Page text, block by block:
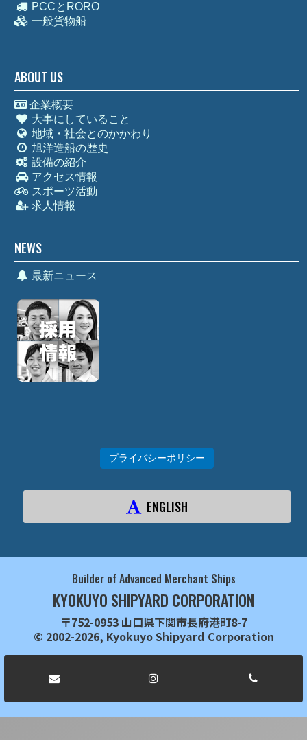
PCCとRORO
一般貨物船
ABOUT US
企業概要
大事にしていること
地域・社会とのかかわり
旭洋造船の歴史
設備の紹介
アクセス情報
スポーツ活動
求人情報
NEWS
最新ニュース
プライバシーポリシー
ENGLISH
Builder of Advanced Merchant Ships
KYOKUYO SHIPYARD CORPORATION
〒752-0953 山口県下関市長府港町8-7
© 2002-2026, Kyokuyo Shipyard Corporation